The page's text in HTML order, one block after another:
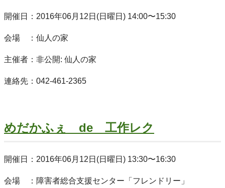
開催日：2016年06月12日(日曜日) 14:00〜15:30
会場 ：仙人の家
主催者：非公開: 仙人の家
連絡先：042-461-2365
めだかふぇ de 工作レク
開催日：2016年06月12日(日曜日) 13:30〜16:30
会場 ：障害者総合支援センター「フレンドリー」